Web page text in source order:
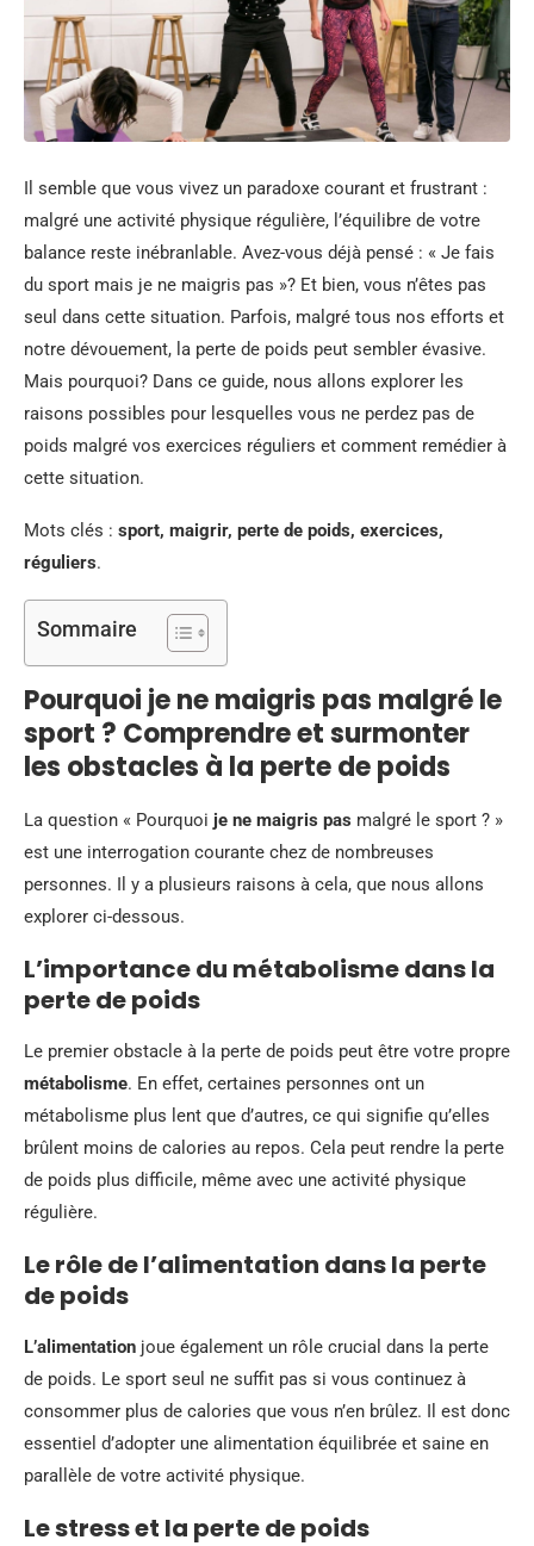
Il semble que vous vivez un paradoxe courant et frustrant :
malgré une activité physique régulière, l’équilibre de votre
balance reste inébranlable. Avez-vous déjà pensé : « Je fais
du sport mais je ne maigris pas »? Et bien, vous n’êtes pas
seul dans cette situation. Parfois, malgré tous nos efforts et
notre dévouement, la perte de poids peut sembler évasive.
Mais pourquoi? Dans ce guide, nous allons explorer les
raisons possibles pour lesquelles vous ne perdez pas de
poids malgré vos exercices réguliers et comment remédier à
cette situation.
Mots clés : sport, maigrir, perte de poids, exercices,
réguliers.
Sommaire
Pourquoi je ne maigris pas malgré le
sport ? Comprendre et surmonter
les obstacles à la perte de poids
La question « Pourquoi je ne maigris pas malgré le sport ? »
est une interrogation courante chez de nombreuses
personnes. Il y a plusieurs raisons à cela, que nous allons
explorer ci-dessous.
L’importance du métabolisme dans la
perte de poids
Le premier obstacle à la perte de poids peut être votre propre
métabolisme. En effet, certaines personnes ont un
métabolisme plus lent que d’autres, ce qui signifie qu’elles
brûlent moins de calories au repos. Cela peut rendre la perte
de poids plus difficile, même avec une activité physique
régulière.
Le rôle de l’alimentation dans la perte
de poids
L’alimentation joue également un rôle crucial dans la perte
de poids. Le sport seul ne suffit pas si vous continuez à
consommer plus de calories que vous n’en brûlez. Il est donc
essentiel d’adopter une alimentation équilibrée et saine en
parallèle de votre activité physique.
Le stress et la perte de poids